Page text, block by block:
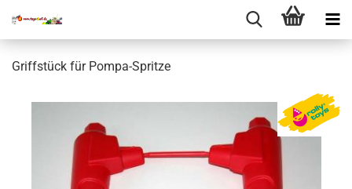
Griffstück für Pompa-Spritze